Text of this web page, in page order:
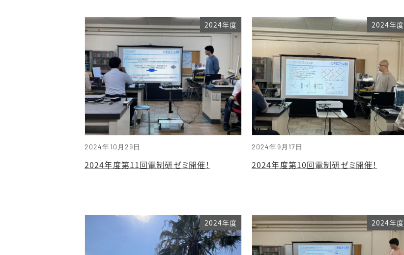
2024年10月29日
2024年度
2024年度第11回電制研ゼミ開催！
2024年9月17日
2024年度
2024年度第10回電制研ゼミ開催！
2024年度 2024年度